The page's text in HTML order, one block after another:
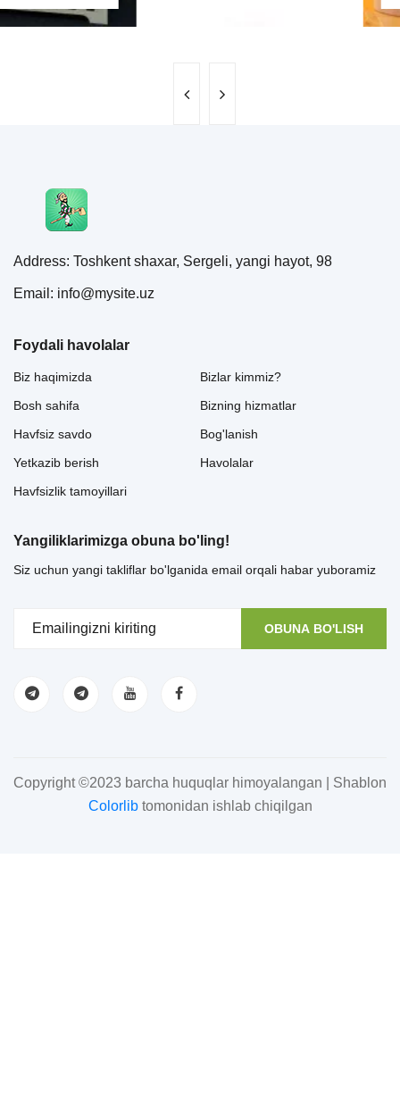
Address: Toshkent shaxar, Sergeli, yangi hayot, 98
Email: info@mysite.uz
Foydali havolalar
Biz haqimizda
Bosh sahifa
Havfsiz savdo
Yetkazib berish
Havfsizlik tamoyillari
Bizlar kimmiz?
Bizning hizmatlar
Bog'lanish
Havolalar
Yangiliklarimizga obuna bo'ling!
Siz uchun yangi takliflar bo'lganida email orqali habar yuboramiz
OBUNA BO'LISH
Copyright ©2023 barcha huquqlar himoyalangan | Shablon
Colorlibtomonidan ishlab chiqilgan